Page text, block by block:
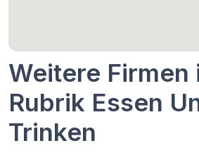
Weitere Firmen
Rubrik Essen
Trinken